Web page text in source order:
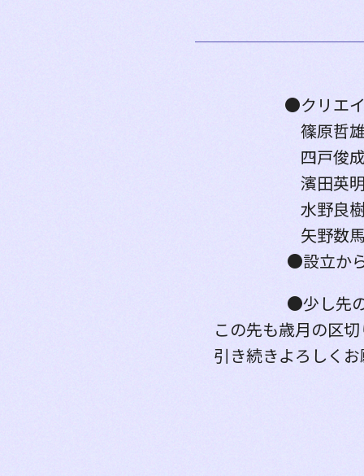
●クリエ
篠原哲
四戸俊
濱田英
水野良
矢野数
●設立か
●少し先
この先も歳月の区
引き続きよろしく